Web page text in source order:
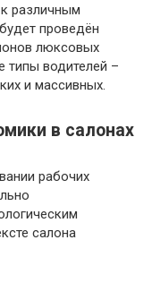
различным
проведён
люксовых
типы водителей –
и массивных.
в салонах
рабочих
салона